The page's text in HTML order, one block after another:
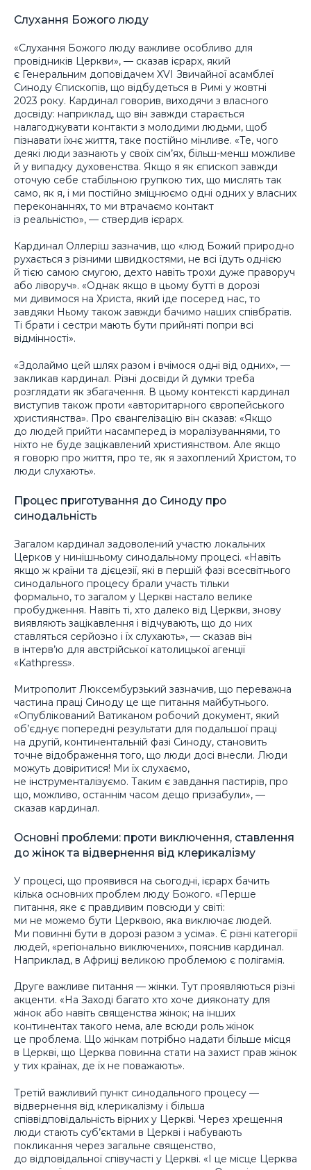
Слухання Божого люду
«Слухання Божого люду важливе особливо для
провідників Церкви», — сказав ієрарх, який
є Генеральним доповідачем XVI Звичайної асамблеї
Синоду Єпископів, що відбудеться в Римі у жовтні
2023 року. Кардинал говорив, виходячи з власного
досвіду: наприклад, що він завжди старається
налагоджувати контакти з молодими людьми, щоб
пізнавати їхнє життя, таке постійно мінливе. «Те, чого
деякі люди зазнають у своїх сім’ях, більш-менш можливе
й у випадку духовенства. Якщо я як єпископ завжди
оточую себе стабільною групкою тих, що мислять так
само, як я, і ми постійно зміцнюємо одні одних у власних
переконаннях, то ми втрачаємо контакт
із реальністю», — ствердив ієрарх.
Кардинал Оллеріш зазначив, що «люд Божий природно
рухається з різними швидкостями, не всі їдуть однією
й тією самою смугою, дехто навіть трохи дуже праворуч
або ліворуч». «Однак якщо в цьому бутті в дорозі
ми дивимося на Христа, який іде посеред нас, то
завдяки Ньому також завжди бачимо наших співбратів.
Ті брати і сестри мають бути прийняті попри всі
відмінності».
«Здолаймо цей шлях разом і вчімося одні від одних», —
закликав кардинал. Різні досвіди й думки треба
розглядати як збагачення. В цьому контексті кардинал
виступив також проти «авторитарного європейського
християнства». Про євангелізацію він сказав: «Якщо
до людей прийти насамперед із моралізуваннями, то
ніхто не буде зацікавлений християнством. Але якщо
я говорю про життя, про те, як я захоплений Христом, то
люди слухають».
Процес приготування до Синоду про
синодальність
Загалом кардинал задоволений участю локальних
Церков у нинішньому синодальному процесі. «Навіть
якщо ж країни та дієцезії, які в першій фазі всесвітнього
синодального процесу брали участь тільки
формально, то загалом у Церкві настало велике
пробудження. Навіть ті, хто далеко від Церкви, знову
виявляють зацікавлення і відчувають, що до них
ставляться серйозно і їх слухають», — сказав він
в інтерв’ю для австрійської католицької агенції
«Kathpress».
Митрополит Люксембурзький зазначив, що переважна
частина праці Синоду це ще питання майбутнього.
«Опублікований Ватиканом робочий документ, який
об’єднує попередні результати для подальшої праці
на другій, континентальній фазі Синоду, становить
точне відображення того, що люди досі внесли. Люди
можуть довіритися! Ми їх слухаємо,
не інструменталізуємо. Таким є завдання пастирів, про
що, можливо, останнім часом дещо призабули», —
сказав кардинал.
Основні проблеми: проти виключення, ставлення
до жінок та відвернення від клерикалізму
У процесі, що проявився на сьогодні, ієрарх бачить
кілька основних проблем люду Божого. «Перше
питання, яке є правдивим повсюди у світі:
ми не можемо бути Церквою, яка виключає людей.
Ми повинні бути в дорозі разом з усіма». Є різні категорії
людей, «регіонально виключених», пояснив кардинал.
Наприклад, в Африці великою проблемою є полігамія.
Друге важливе питання — жінки. Тут проявляються різні
акценти. «На Заході багато хто хоче дияконату для
жінок або навіть священства жінок; на інших
континентах такого нема, але всюди роль жінок
це проблема. Що жінкам потрібно надати більше місця
в Церкві, що Церква повинна стати на захист прав жінок
у тих країнах, де їх не поважають».
Третій важливий пункт синодального процесу —
відвернення від клерикалізму і більша
співвідповідальність вірних у Церкві. Через хрещення
люди стають суб’єктами в Церкві і набувають
покликання через загальне священство,
до відповідальної співучасті у Церкві. «І це місце Церква